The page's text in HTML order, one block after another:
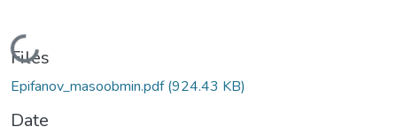
Loading...
Files
Epifanov_masoobmin.pdf(924.43 KB)
Date